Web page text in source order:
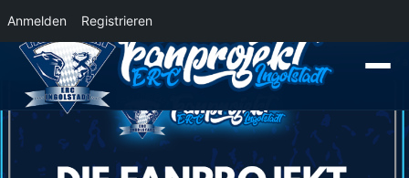
Anmelden Registrieren
NewsDer Panther Express 2026/2027 rollt nach Krefeld! Wohin rollt der